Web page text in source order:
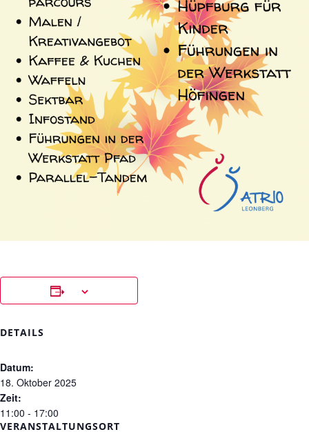
DETAILS
Datum:
18. Oktober 2025
Zeit:
11:00 - 17:00
VERANSTALTUNGSORT